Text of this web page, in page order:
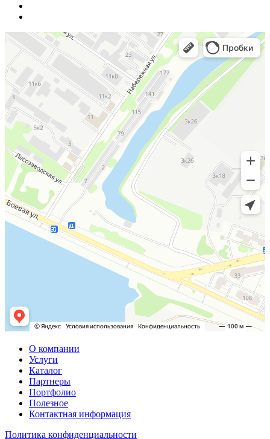
О компании
Услуги
Каталог
Партнеры
Портфолио
Полезное
Контактная информация
Политика конфиденциальности